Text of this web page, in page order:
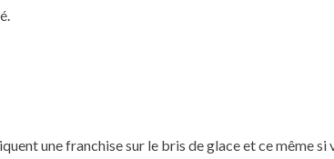
une franchise sur le bris de glace et ce même si